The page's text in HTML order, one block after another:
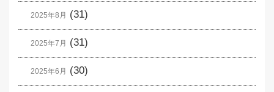
2025年8月 (31)
2025年7月 (31)
2025年6月 (30)